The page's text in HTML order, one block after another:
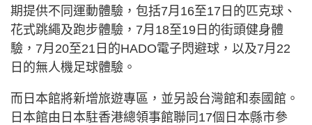
期提供不同運動體驗，包括7月16至17日的匹克球、
花式跳繩及跑步體驗，7月18至19日的街頭健身體
驗，7月20至21日的HADO電子閃避球，以及7月22
日的無人機足球體驗。
而日本館將新增旅遊專區，並另設台灣館和泰國館。
日本館由日本駐香港總領事館聯同17個日本縣市參